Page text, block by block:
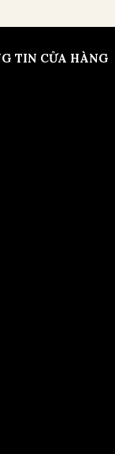
TIN CỬA HÀNG